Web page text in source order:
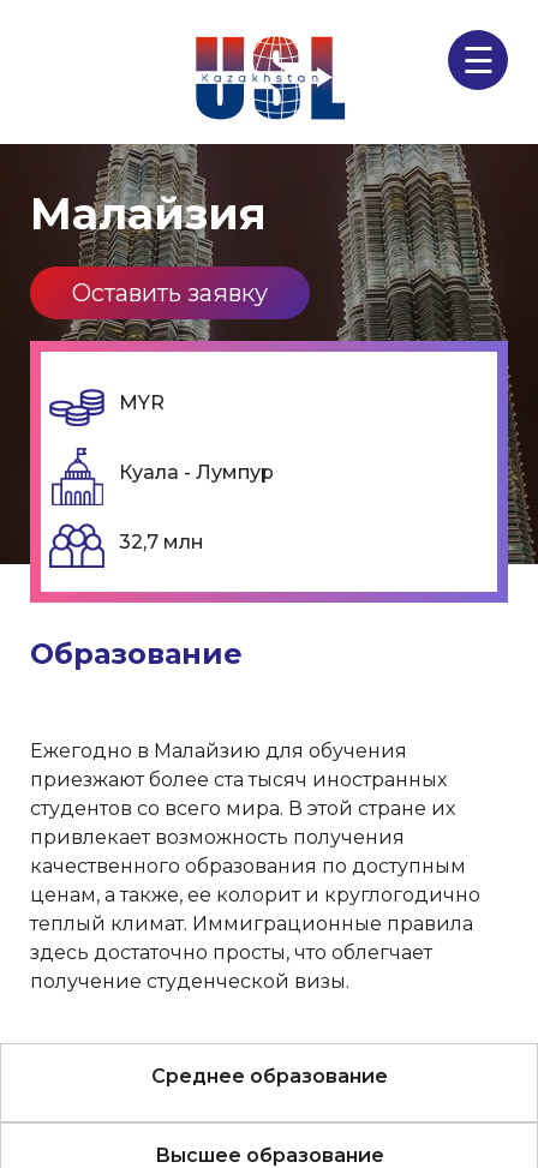
☰
Малайзия
Оставить заявку
MYR
Куала - Лумпур
32,7 млн
Образование
Ежегодно в Малайзию для обучения
приезжают более ста тысяч иностранных
студентов со всего мира. В этой стране их
привлекает возможность получения
качественного образования по доступным
ценам, а также, ее колорит и круглогодично
теплый климат. Иммиграционные правила
здесь достаточно просты, что облегчает
получение студенческой визы.
Среднее образование
Высшее образование